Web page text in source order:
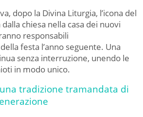
dopo la Divina Liturgia, l’icona del
chiesa nella casa dei nuovi
responsabili
festa l’anno seguente. Una
senza interruzione, unendo le
in modo unico.
una tradizione tramandata di